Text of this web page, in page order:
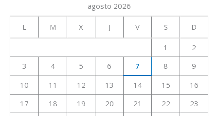
agosto 2026
L M X J V S D
1
2
3
4 5 6 7 8
9
10
11 12 13 14 15
16
17
18 19 20 21 22
23